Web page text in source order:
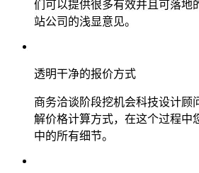
们可以提供很多有效并且可落地
站公司的浅显意见。
透明干净的报价方式
商务洽谈阶段挖机会科技设计顾
解价格计算方式，在这个过程中
中的所有细节。